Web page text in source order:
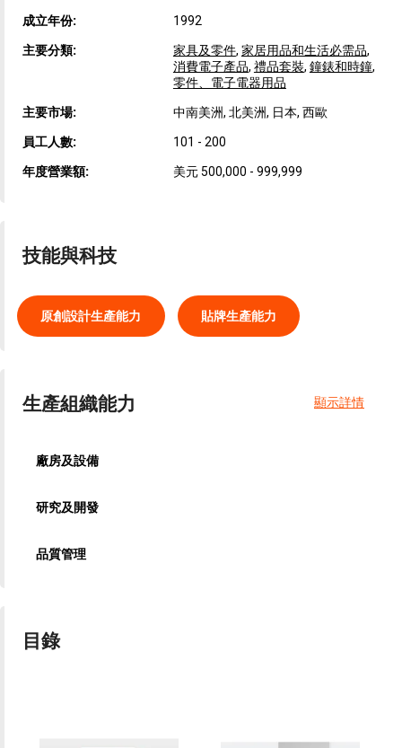
成立年份: 1992
主要分類: 家具及零件, 家居用品和生活必需品,
消費電子產品, 禮品套裝, 鐘錶和時鐘,
零件、電子電器用品
主要市場: 中南美洲, 北美洲, 日本, 西歐
員工人數: 101 - 200
年度營業額: 美元 500,000 - 999,999
技能與科技
原創設計生產能力 貼牌生產能力
生產組織能力 顯示詳情
廠房及設備
研究及開發
品質管理
目錄